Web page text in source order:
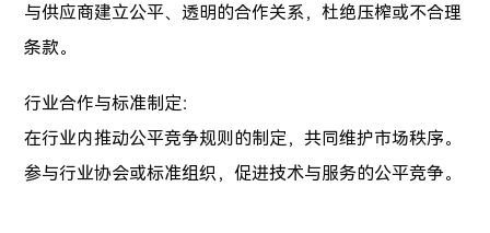
与供应商建立公平、透明的合作关系，杜绝压榨或不合理
条款。
行业合作与标准制定：
在行业内推动公平竞争规则的制定，共同维护市场秩序。
参与行业协会或标准组织，促进技术与服务的公平竞争。